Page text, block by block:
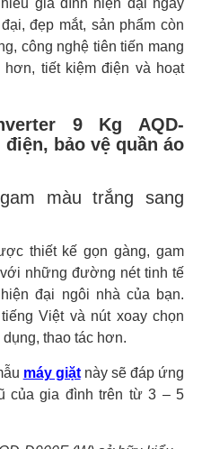
gia đình hiện đại ngày
đẹp mắt, sản phẩm còn
công nghệ tiên tiến mang
tiết kiệm điện và hoạt
9 Kg AQD-
điện, bảo vệ quần áo
màu trắng sang
thiết kế gọn gàng, gam
những đường nét tinh tế
đại ngôi nhà của bạn.
Việt và nút xoay chọn
thao tác hơn.
máy giặtnày sẽ đáp ứng
của gia đình trên từ 3 – 5